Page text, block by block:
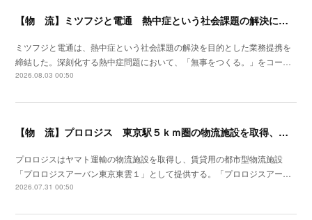
【物 流】ミツフジと電通 熱中症という社会課題の解決に向け業務提携
ミツフジと電通は、熱中症という社会課題の解決を目的とした業務提携を
締結した。深刻化する熱中症問題において、「無事をつくる。」をコー…
2026.08.03 00:50
【物 流】プロロジス 東京駅５ｋｍ圏の物流施設を取得、２７年４月提供開始
プロロジスはヤマト運輸の物流施設を取得し、賃貸用の都市型物流施設
「プロロジスアーバン東京東雲１」として提供する。「プロロジスアー…
2026.07.31 00:50